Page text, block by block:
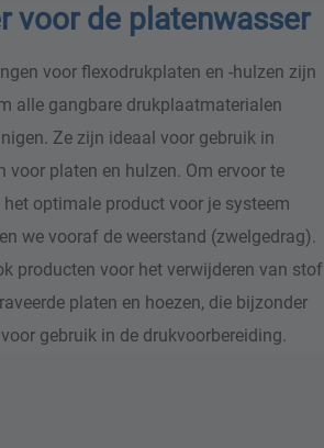
voor de platenwasser
voor flexodrukplaten en -hulzen zijn
alle gangbare drukplaatmaterialen
Ze zijn ideaal voor gebruik in
voor platen en hulzen. Om ervoor te
optimale product voor je systeem
we vooraf de weerstand (zwelgedrag).
producten voor het verwijderen van stof
platen en hoezen, die bijzonder
gebruik in de drukvoorbereiding.